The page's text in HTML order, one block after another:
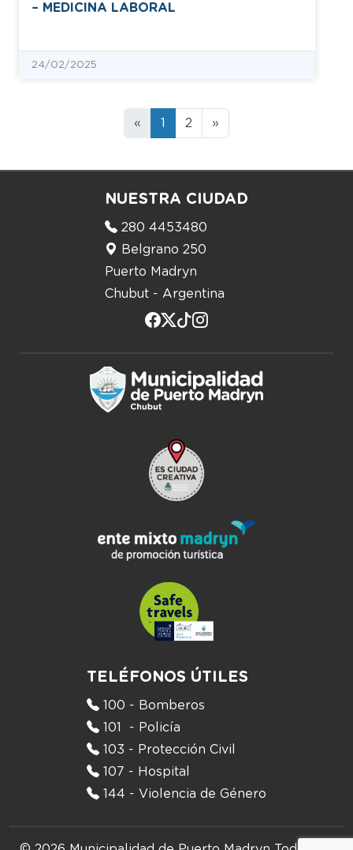
– MEDICINA LABORAL
24/02/2025
« 1 2 »
NUESTRA CIUDAD
280 4453480
Belgrano 250
Puerto Madryn
Chubut - Argentina
TELÉFONOS ÚTILES
100 - Bomberos
101 - Policía
103 - Protección Civil
107 - Hospital
144 - Violencia de Género